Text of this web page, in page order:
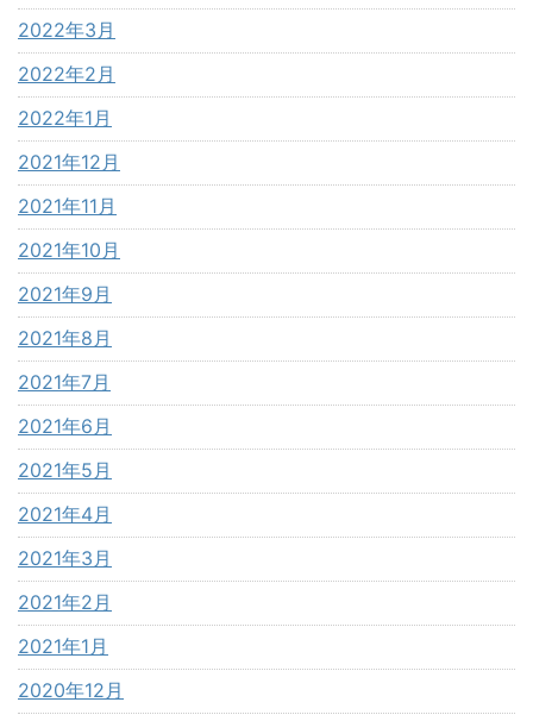
2022年3月
2022年2月
2022年1月
2021年12月
2021年11月
2021年10月
2021年9月
2021年8月
2021年7月
2021年6月
2021年5月
2021年4月
2021年3月
2021年2月
2021年1月
2020年12月